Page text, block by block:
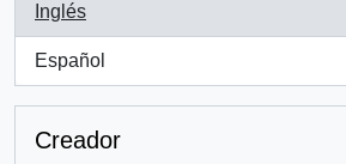
Inglés
, 3 resultados
Español
, 3 resultados
Creador